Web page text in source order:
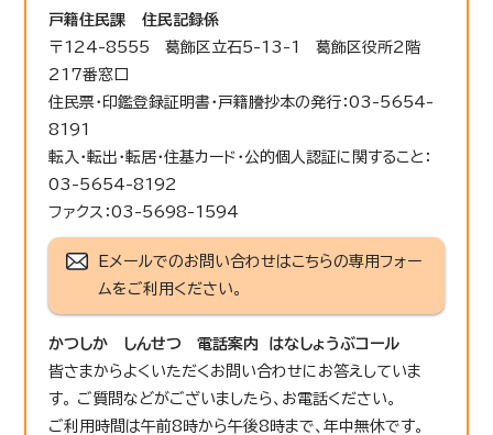
戸籍住民課
住民記録係
〒124-8555 葛飾区立石5-13-1 葛飾区役所2階
217番窓口
住民票・印鑑登録証明書・戸籍謄抄本の発行：03-5654-
8191
転入・転出・転居・住基カード・公的個人認証に関すること：
03-5654-8192
ファクス：03-5698-1594
Eメールでのお問い合わせはこちらの専用フォー
ムをご利用ください。
かつしか しんせつ 電話案内 はなしょうぶコール
皆さまからよくいただくお問い合わせにお答えしていま
す。 ご質問などがございましたら、お電話ください。
ご利用時間は午前8時から午後8時まで、年中無休です。